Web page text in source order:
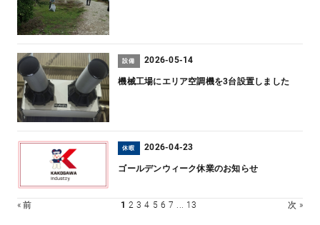
設備 2026-05-14
機械工場にエリア空調機を3台設置しました
休暇 2026-04-23
ゴールデンウィーク休業のお知らせ
« 前 1 2 3 4 5 6 7 ... 13 次 »